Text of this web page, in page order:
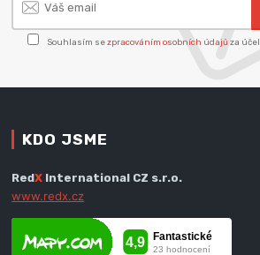
Souhlasím sezpracováním osobních údajů za
KDO JSME
RedX International CZ s.r.o.
www.redx.cz